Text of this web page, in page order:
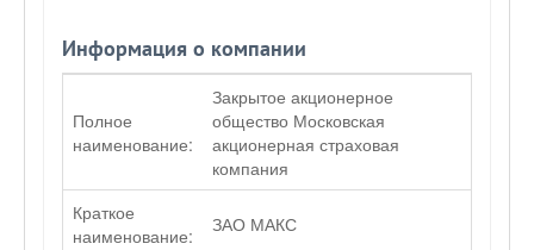
Информация о компании
Полное
наименование:
Закрытое акционерное
общество Московская
акционерная страховая
компания
Краткое
наименование:
ЗАО МАКС